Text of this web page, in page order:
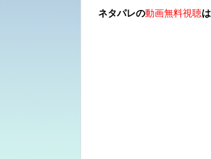
ネタパレの動画無料視聴は